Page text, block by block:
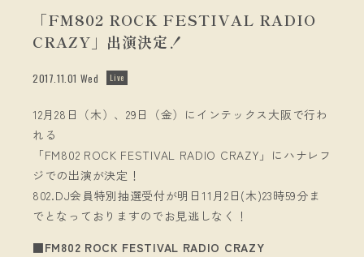
「FM802 ROCK FESTIVAL RADIO
CRAZY」出演決定！
2017.11.01 Wed Live
12月28日（木）、29日（金）にインテックス大阪で行わ
れる
「FM802 ROCK FESTIVAL RADIO CRAZY」にハナレフ
ジでの出演が決定！
802.DJ会員特別抽選受付が明日11月2日(木)23時59分ま
でとなっておりますのでお見逃しなく！
■FM802 ROCK FESTIVAL RADIO CRAZY